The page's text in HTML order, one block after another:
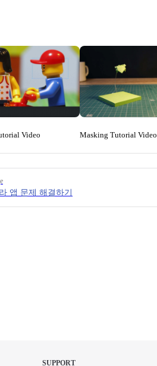
Video Masking Tutorial Video
앱 문제 해결하기
SUPPORT